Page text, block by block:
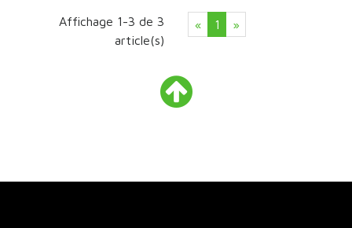
Affichage 1-3 de 3
article(s)
«Précédent
1 »Suivant
Retour
en